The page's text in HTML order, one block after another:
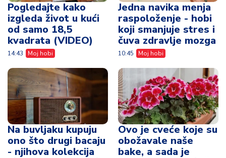
Pogledajte kako
izgleda život u kući
od samo 18,5
kvadrata (VIDEO)
14:43 Moj hobi
Jedna navika menja
raspoloženje - hobi
koji smanjuje stres i
čuva zdravlje mozga
10:45 Moj hobi
Na buvljaku kupuju
ono što drugi bacaju
- njihova kolekcija
Ovo je cveće koje su
obožavale naše
bake, a sada je